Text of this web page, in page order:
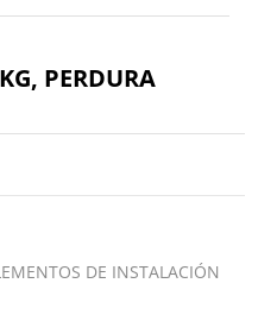
PERDURA
DE INSTALACIÓN